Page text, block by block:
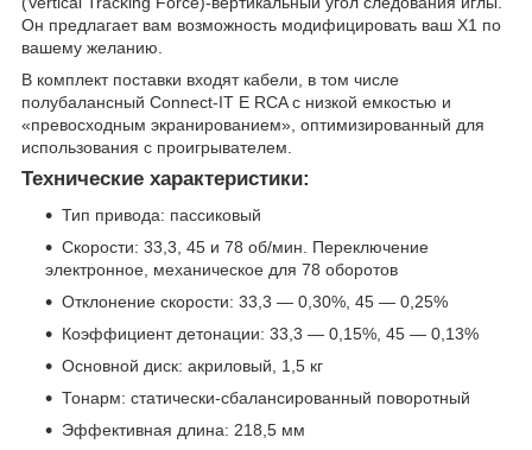
Он предлагает вам возможность модифицировать ваш X1 по
вашему желанию.
В комплект поставки входят кабели, в том числе
полубалансный Connect-IT E RCA с низкой емкостью и
«превосходным экранированием», оптимизированный для
использования с проигрывателем.
Технические характеристики:
Тип привода: пассиковый
Скорости: 33,3, 45 и 78 об/мин. Переключение
электронное, механическое для 78 оборотов
Отклонение скорости: 33,3 — 0,30%, 45 — 0,25%
Коэффициент детонации: 33,3 — 0,15%, 45 — 0,13%
Основной диск: акриловый, 1,5 кг
Тонарм: статически-сбалансированный поворотный
Эффективная длина: 218,5 мм